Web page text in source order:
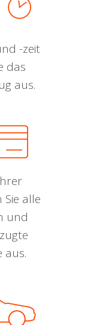
-zeit
das
aus.
alle
und
aus.